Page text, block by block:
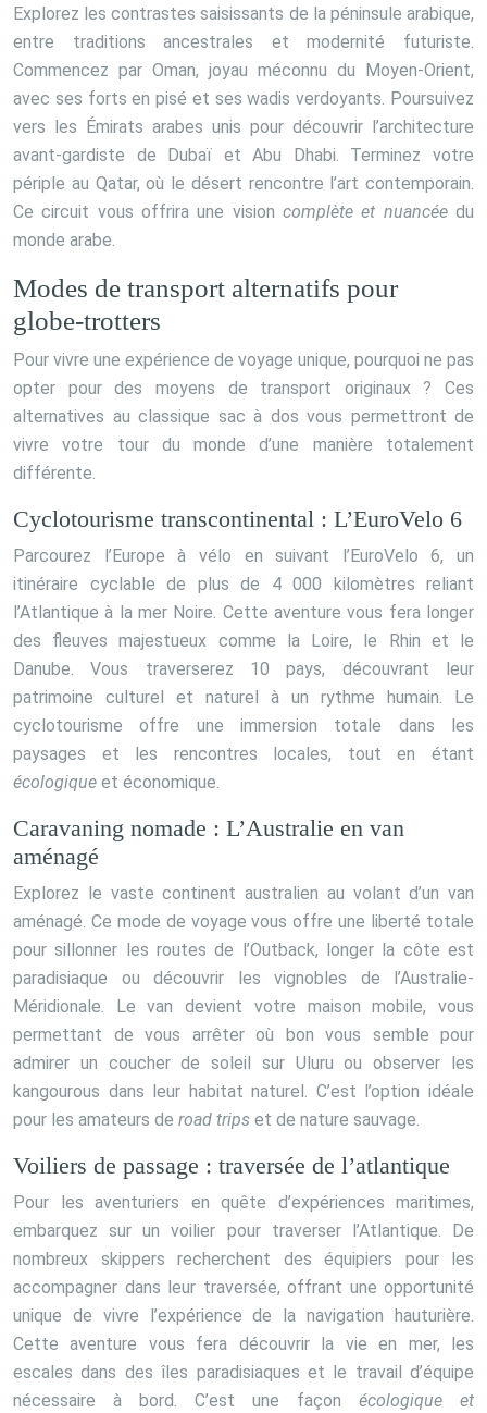
Explorez les contrastes saisissants de la péninsule arabique,
entre traditions ancestrales et modernité futuriste.
Commencez par Oman, joyau méconnu du Moyen-Orient,
avec ses forts en pisé et ses wadis verdoyants. Poursuivez
vers les Émirats arabes unis pour découvrir l’architecture
avant-gardiste de Dubaï et Abu Dhabi. Terminez votre
périple au Qatar, où le désert rencontre l’art contemporain.
Ce circuit vous offrira une vision complète et nuancée du
monde arabe.
Modes de transport alternatifs pour
globe-trotters
Pour vivre une expérience de voyage unique, pourquoi ne pas
opter pour des moyens de transport originaux ? Ces
alternatives au classique sac à dos vous permettront de
vivre votre tour du monde d’une manière totalement
différente.
Cyclotourisme transcontinental : L’EuroVelo 6
Parcourez l’Europe à vélo en suivant l’EuroVelo 6, un
itinéraire cyclable de plus de 4 000 kilomètres reliant
l’Atlantique à la mer Noire. Cette aventure vous fera longer
des fleuves majestueux comme la Loire, le Rhin et le
Danube. Vous traverserez 10 pays, découvrant leur
patrimoine culturel et naturel à un rythme humain. Le
cyclotourisme offre une immersion totale dans les
paysages et les rencontres locales, tout en étant
écologique et économique.
Caravaning nomade : L’Australie en van
aménagé
Explorez le vaste continent australien au volant d’un van
aménagé. Ce mode de voyage vous offre une liberté totale
pour sillonner les routes de l’Outback, longer la côte est
paradisiaque ou découvrir les vignobles de l’Australie-
Méridionale. Le van devient votre maison mobile, vous
permettant de vous arrêter où bon vous semble pour
admirer un coucher de soleil sur Uluru ou observer les
kangourous dans leur habitat naturel. C’est l’option idéale
pour les amateurs de road trips et de nature sauvage.
Voiliers de passage : traversée de l’atlantique
Pour les aventuriers en quête d’expériences maritimes,
embarquez sur un voilier pour traverser l’Atlantique. De
nombreux skippers recherchent des équipiers pour les
accompagner dans leur traversée, offrant une opportunité
unique de vivre l’expérience de la navigation hauturière.
Cette aventure vous fera découvrir la vie en mer, les
escales dans des îles paradisiaques et le travail d’équipe
nécessaire à bord. C’est une façon écologique et